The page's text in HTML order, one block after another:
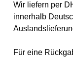
Wir liefern per
innerhalb
Für eine